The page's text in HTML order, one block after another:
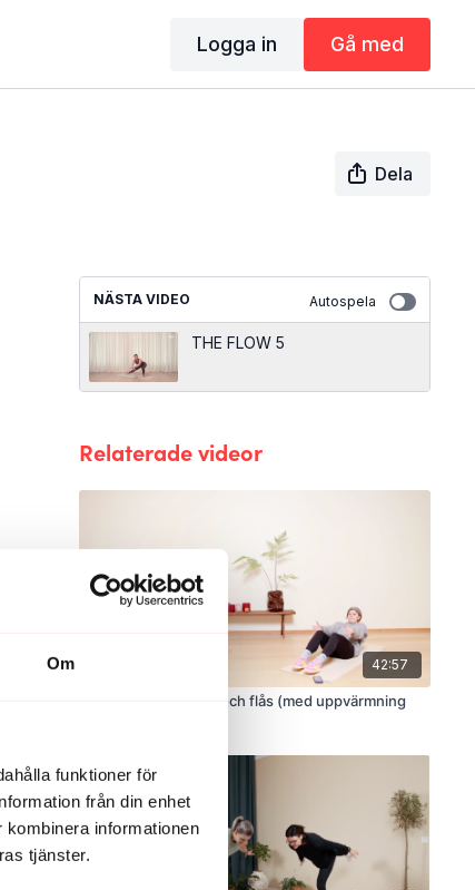
Om
funktioner för
från din enhet
informationen
tjänster.
Logga in Gå med
Dela
NÄSTA VIDEO Autospela
THE FLOW 5
Relaterade videor
42:57
LIVE 21/1-26. Styrka och flås (med uppvärmning